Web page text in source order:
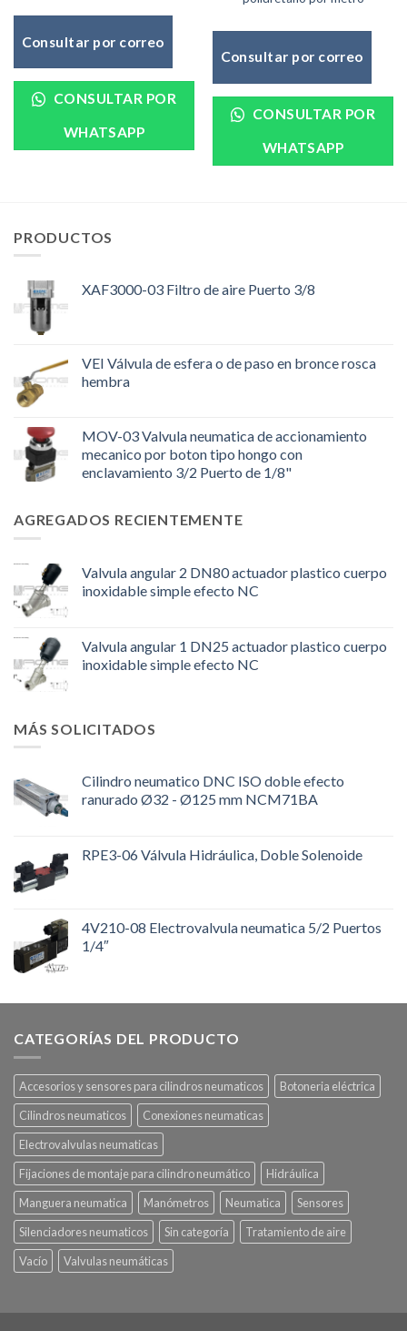
Consultar por correo
CONSULTAR POR
WHATSAPP
Consultar por correo
CONSULTAR POR
WHATSAPP
PRODUCTOS
XAF3000-03 Filtro de aire Puerto 3/8
VEI Válvula de esfera o de paso en bronce rosca
hembra
MOV-03 Valvula neumatica de accionamiento
mecanico por boton tipo hongo con
enclavamiento 3/2 Puerto de 1/8"
AGREGADOS RECIENTEMENTE
Valvula angular 2 DN80 actuador plastico cuerpo
inoxidable simple efecto NC
Valvula angular 1 DN25 actuador plastico cuerpo
inoxidable simple efecto NC
MÁS SOLICITADOS
Cilindro neumatico DNC ISO doble efecto
ranurado Ø32 - Ø125 mm NCM71BA
RPE3-06 Válvula Hidráulica, Doble Solenoide
4V210-08 Electrovalvula neumatica 5/2 Puertos
1/4″
CATEGORÍAS DEL PRODUCTO
Accesorios y sensores para cilindros neumaticos
Botoneria eléctrica
Cilindros neumaticos
Conexiones neumaticas
Electrovalvulas neumaticas
Fijaciones de montaje para cilindro neumático
Hidráulica
Manguera neumatica
Manómetros Neumatica
Sensores
Silenciadores neumaticos
Sin categoría
Tratamiento de aire
Vacío
Valvulas neumáticas